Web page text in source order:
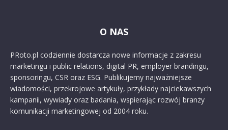
O NAS
PRoto.pl codziennie dostarcza nowe informacje z zakresu
marketingu i public relations, digital PR, employer brandingu,
sponsoringu, CSR oraz ESG. Publikujemy najważniejsze
wiadomości, przekrojowe artykuły, przykłady najciekawszych
kampanii, wywiady oraz badania, wspierając rozwój branży
komunikacji marketingowej od 2004 roku.